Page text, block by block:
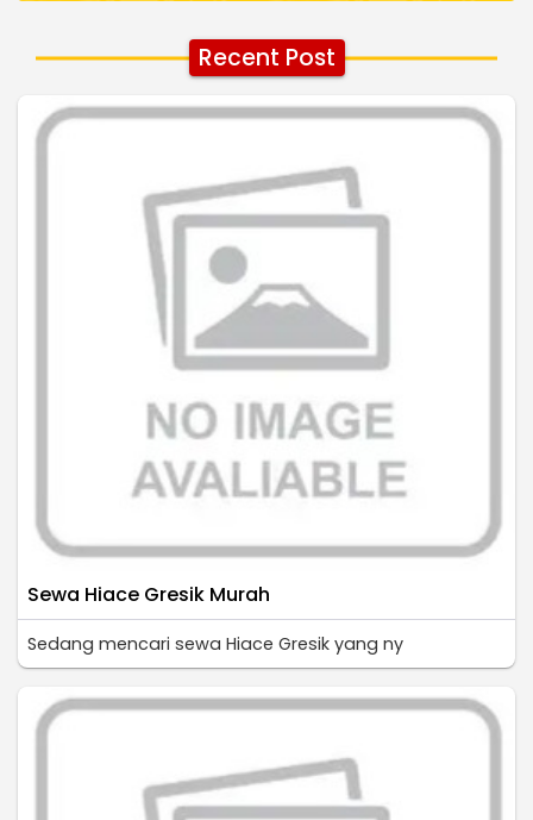
Recent Post
Sewa Hiace Gresik Murah
Sedang mencari sewa Hiace Gresik yang ny